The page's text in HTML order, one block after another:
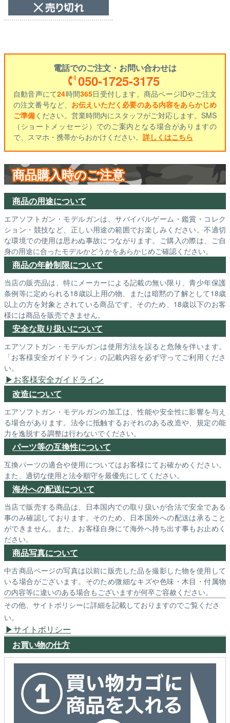
電話でのご注文・お問い合わせは
050-1725-3175
自動音声にて24時間365日受付します。商品ページIDやご注文
の注文番号など、 お伝えいただく必要のある内容をあらかじめ
ご準備ください。営業時間内にスタッフがご対応します。SMS
（ショートメッセージ）でのご案内となる場合がありますの
で、スマホ・携帯からおかけください。 詳しくはこちら
商品購入時のご注意
商品の用途について
エアソフトガン・モデルガンは、サバイバルゲーム・鑑賞・コレク
ション・競技など、正しい用途の範囲でお楽しみください。不適切
な環境での使用は思わぬ事故につながります。ご購入の際は、ご自
身の用途に合ったモデルかどうかをあらかじめご確認ください。
商品の年齢制限について
当店の販売品は、特にメーカーによる記載の無い限り、青少年保護
条例等に定められる18歳以上用の物、または暗黙の了解として18歳
以上の方を対象とされている商品です。そのため、18歳以下のお客
様には商品を販売できません。
安全な取り扱いについて
エアソフトガン・モデルガンは使用方法を誤ると危険を伴います。
「お客様安全ガイドライン」の記載内容を必ず守ってご利用くださ
い。
お客様安全ガイドライン
改造について
エアソフトガン・モデルガンの加工は、性能や安全性に影響を与え
る場合があります。法令に抵触するおそれのある改造や、規定の能
力を逸脱する調整は行わないでください。
パーツ等の互換性について
互換パーツの適合や使用についてはお客様にてお確かめください。
また、適切な使用と法令順守を最優先にしてください。
海外への配送について
当店で販売する商品は、日本国内での取り扱いが合法で安全である
事のみ確認しております。そのため、日本国外への配送は承ること
ができません。また、お客様自身にて海外へ持ち出す事もお止めく
ださい。
商品写真について
中古商品ページの写真は以前に販売した品を撮影した物を使用して
いる場合がございます。そのため微細なキズや色味・木目・付属物
の内容等に違いのある場合もございますが何卒ご容赦ください。
その他、サイトポリシーに詳細を記載しておりますのでご覧くださ
い。
サイトポリシー
お買い物の仕方